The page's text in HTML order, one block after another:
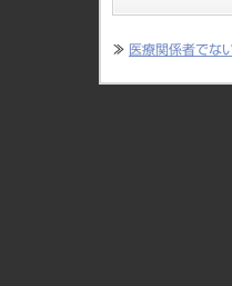
≫ 医療関係者でな